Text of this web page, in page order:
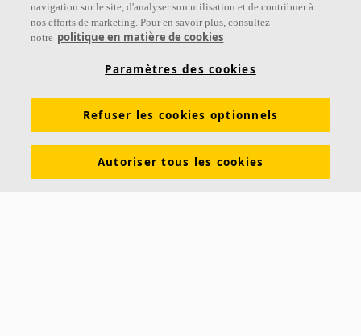
Liens
Connaissances sur l'acoustique Produits
Couleurs et revêtements
navigation sur le site, d'analyser son utilisation et de contribuer à
nos efforts de marketing. Pour en savoir plus, consultez
notre politique en matière de cookies
Paramètres des cookies
Refuser les cookies optionnels
Autoriser tous les cookies